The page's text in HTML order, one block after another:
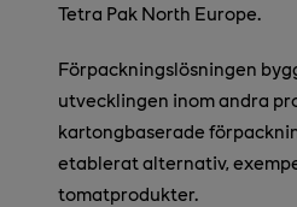
Tetra Pak North Europe.
Förpackningslösningen
utvecklingen inom andra
kartongbaserade
etablerat alternativ,
tomatprodukter.